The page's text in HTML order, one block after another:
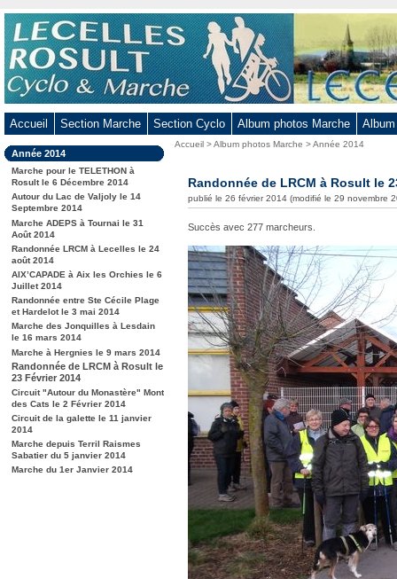
Aller
au
contenu
-
Aller
menu
principal
-
Aller
à
la
recherche
Accueil Section Marche Section Cyclo Album photos Marche
Dans
la
rubrique
:
Année 2014
Marche pour le TELETHON à
Rosult le 6 Décembre 2014
Autour du Lac de Valjoly le 14
Septembre 2014
Marche ADEPS à Tournai le 31
Août 2014
Randonnée LRCM à Lecelles le 24
août 2014
AIX’CAPADE à Aix les Orchies le 6
Juillet 2014
Randonnée entre Ste Cécile Plage
et Hardelot le 3 mai 2014
Marche des Jonquilles à Lesdain
le 16 mars 2014
Marche à Hergnies le 9 mars 2014
Randonnée de LRCM à Rosult le
23 Février 2014
Circuit "Autour du Monastère" Mont
des Cats le 2 Février 2014
Circuit de la galette le 11 janvier
2014
Marche depuis Terril Raismes
Sabatier du 5 janvier 2014
Marche du 1er Janvier 2014
Vous
Accueil >Album photos Marche >Année 2014
Randonnée de LRCM à Rosult le
publié le 26 février 2014 (modifié le 29 novembre
Succès avec 277 marcheurs.